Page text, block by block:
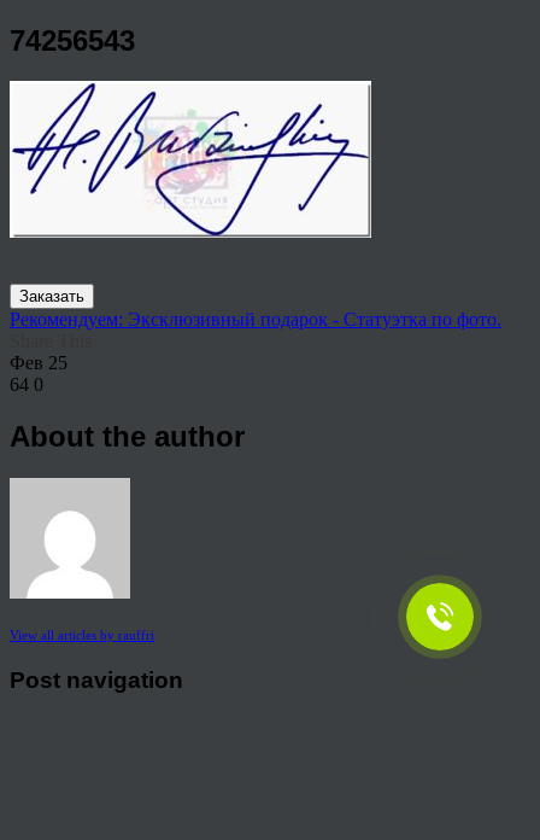
74256543
Заказать
Рекомендуем: Эксклюзивный подарок - Статуэтка по фото.
Фев 25
64 0
About the author
View all articles by rauffri
Post navigation